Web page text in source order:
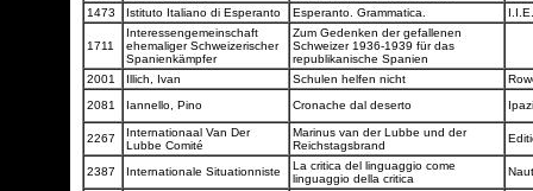
1473
Istituto Italiano di Esperanto Esperanto. Grammatica.
1711
Interessengemeinschaft
ehemaliger Schweizerischer
Spanienkämpfer
Zum Gedenken der gefallenen
Schweizer 1936-1939 für das
republikanische Spanien
2001
Illich, Ivan Schulen helfen nicht
2081
Iannello, Pino Cronache dal deserto
2267
Internationaal Van Der
Lubbe Comité
Marinus van der Lubbe und der
Reichstagsbrand
2387 Internationale Situationniste
La critica del linguaggio come
linguaggio della critica